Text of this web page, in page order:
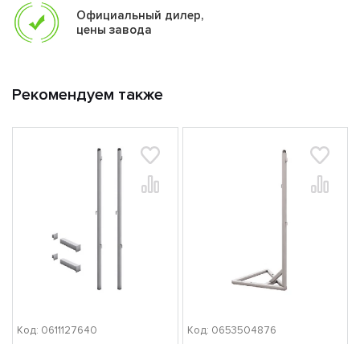
Официальный дилер,
цены завода
Рекомендуем также
Код: 0611127640 Код: 0653504876